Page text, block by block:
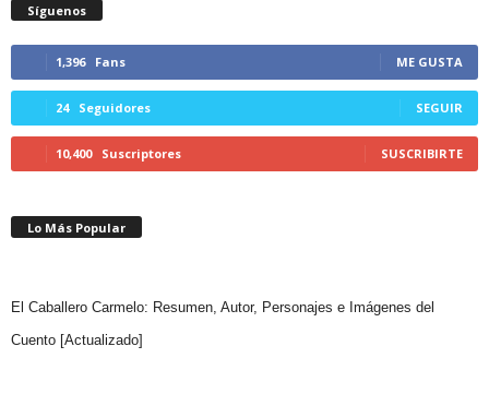
Síguenos
1,396 Fans ME GUSTA
24 Seguidores SEGUIR
10,400 Suscriptores SUSCRIBIRTE
Lo Más Popular
El Caballero Carmelo: Resumen, Autor, Personajes e Imágenes del
Cuento [Actualizado]